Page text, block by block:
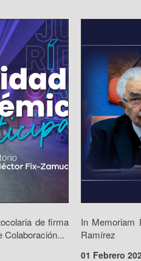
de firma
Colaboración...
In Memoriam
Ramírez
01 Febrero